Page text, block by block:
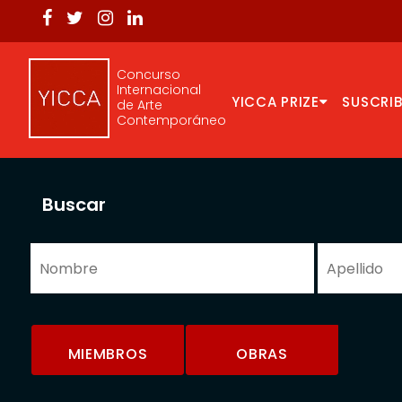
Concurso
Internacional
de Arte
Contemporáneo
YICCA PRIZE
Buscar
MIEMBROS OBRAS